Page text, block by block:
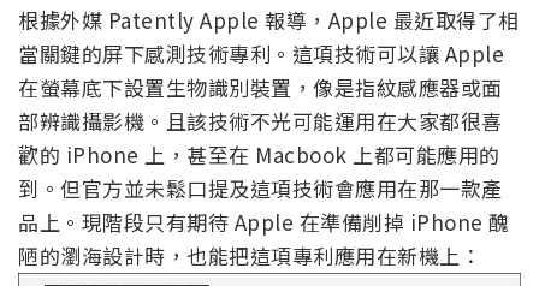
根據外媒 Patently Apple 報導，Apple 最近取得了相
當關鍵的屏下感測技術專利。這項技術可以讓 Apple
在螢幕底下設置生物識別裝置，像是指紋感應器或面
部辨識攝影機。且該技術不光可能運用在大家都很喜
歡的 iPhone 上，甚至在 Macbook 上都可能應用的
到。但官方並未鬆口提及這項技術會應用在那一款產
品上。現階段只有期待 Apple 在準備削掉 iPhone 醜
陋的瀏海設計時，也能把這項專利應用在新機上：